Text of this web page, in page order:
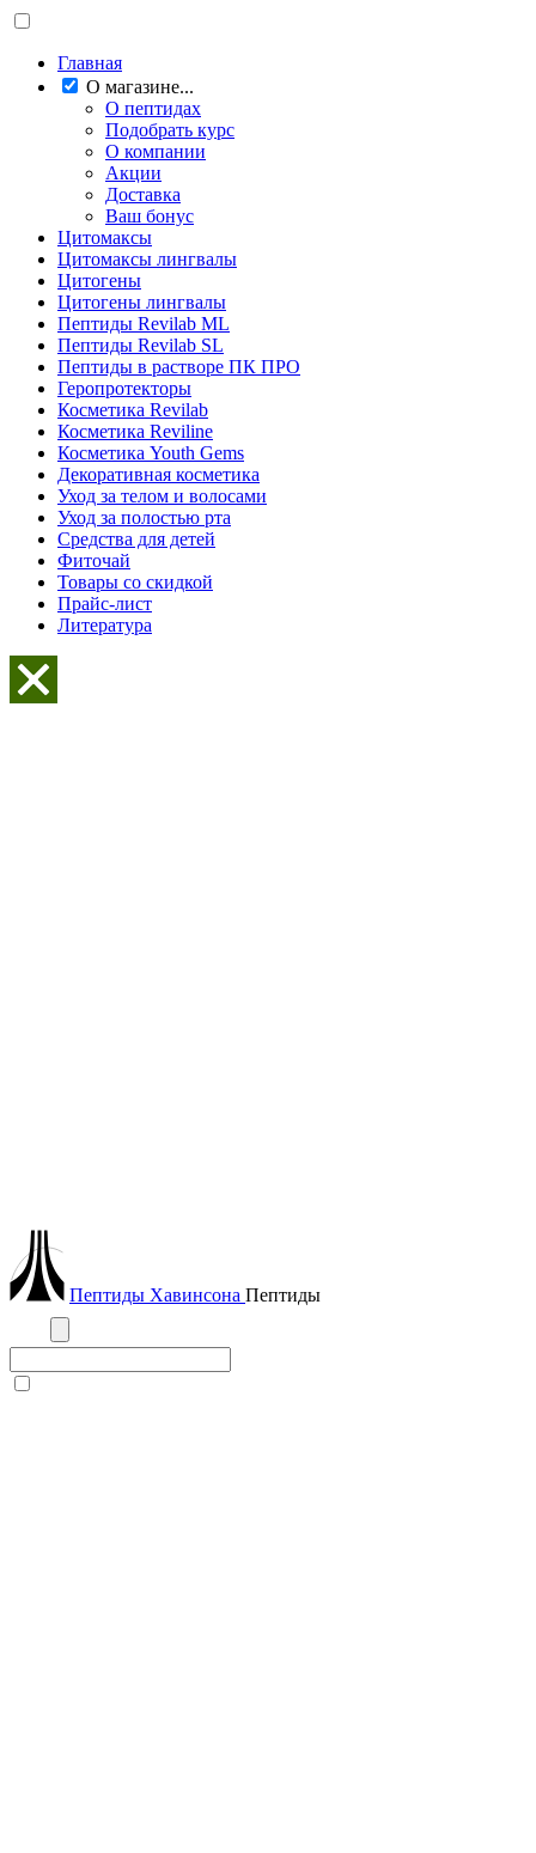
Главная
О магазине...
О пептидах
Подобрать курс
О компании
Акции
Доставка
Ваш бонус
Цитомаксы
Цитомаксы лингвалы
Цитогены
Цитогены лингвалы
Пептиды Revilab ML
Пептиды Revilab SL
Пептиды в растворе ПК ПРО
Геропротекторы
Косметика Revilab
Косметика Reviline
Косметика Youth Gems
Декоративная косметика
Уход за телом и волосами
Уход за полостью рта
Средства для детей
Фиточай
Товары со скидкой
Прайс-лист
Литература
Пептиды Хавинсона Пептиды